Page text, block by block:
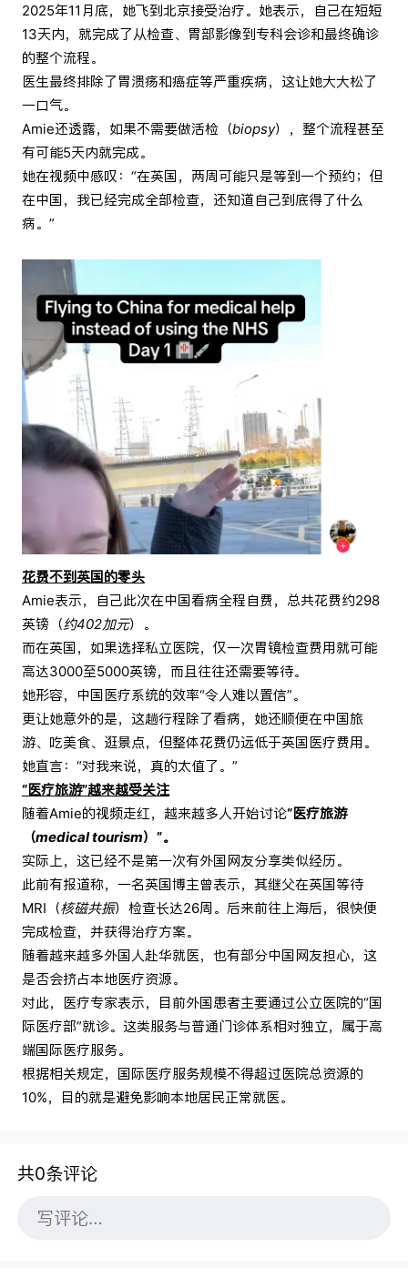
2025年11月底，她飞到北京接受治疗。她表示，自己在短短
13天内，就完成了从检查、胃部影像到专科会诊和最终确诊
的整个流程。
医生最终排除了胃溃疡和癌症等严重疾病，这让她大大松了
一口气。
Amie还透露，如果不需要做活检（biopsy），整个流程甚至
有可能5天内就完成。
她在视频中感叹：“在英国，两周可能只是等到一个预约；但
在中国，我已经完成全部检查，还知道自己到底得了什么
病。”
花费不到英国的零头
Amie表示，自己此次在中国看病全程自费，总共花费约298
英镑（约402加元）。
而在英国，如果选择私立医院，仅一次胃镜检查费用就可能
高达3000至5000英镑，而且往往还需要等待。
她形容，中国医疗系统的效率“令人难以置信”。
更让她意外的是，这趟行程除了看病，她还顺便在中国旅
游、吃美食、逛景点，但整体花费仍远低于英国医疗费用。
她直言：“对我来说，真的太值了。”
“医疗旅游”越来越受关注
随着Amie的视频走红，越来越多人开始讨论“医疗旅游
（medical tourism）”。
实际上，这已经不是第一次有外国网友分享类似经历。
此前有报道称，一名英国博主曾表示，其继父在英国等待
MRI（核磁共振）检查长达26周。后来前往上海后，很快便
完成检查，并获得治疗方案。
随着越来越多外国人赴华就医，也有部分中国网友担心，这
是否会挤占本地医疗资源。
对此，医疗专家表示，目前外国患者主要通过公立医院的“国
际医疗部”就诊。这类服务与普通门诊体系相对独立，属于高
端国际医疗服务。
根据相关规定，国际医疗服务规模不得超过医院总资源的
10%，目的就是避免影响本地居民正常就医。
共0条评论